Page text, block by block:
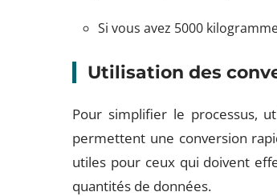
Si vous avez 5000
Utilisation des
Pour simplifier le processus,
permettent une conversion
utiles pour ceux qui doivent
quantités de données.